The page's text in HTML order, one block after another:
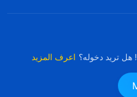
هل تريد دخوله؟ اعرف المزيد